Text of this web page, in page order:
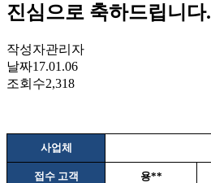
진심으로 축하드립니다.
작성자관리자
날짜17.01.06
조회수2,318
사업체
접수 고객 용**